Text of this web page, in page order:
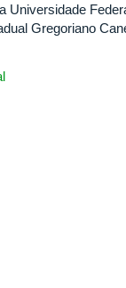
Universidade
Gregoriano